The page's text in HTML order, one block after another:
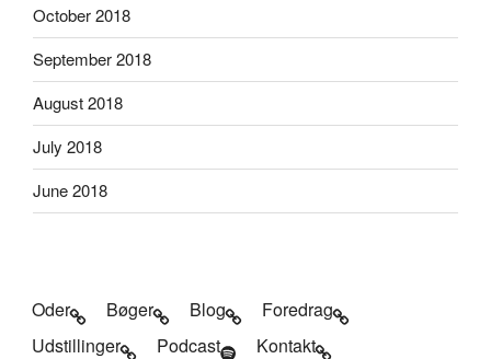
October 2018
September 2018
August 2018
July 2018
June 2018
Oder Bøger Blog
Foredrag
Udstillinger
Podcast Kontakt